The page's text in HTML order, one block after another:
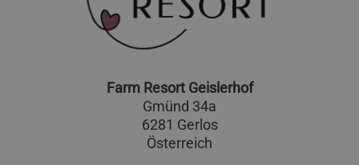
Farm Resort Geislerhof
Gmünd 34a
6281 Gerlos
Österreich